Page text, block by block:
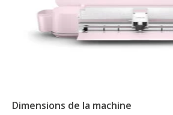
Dimensions de la machine